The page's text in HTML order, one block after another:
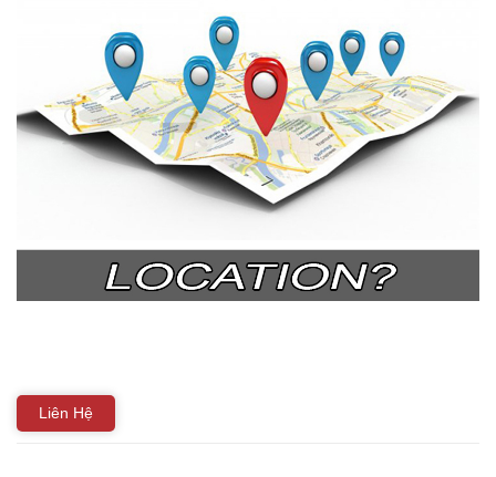
Liên Hệ
THIẾT BỊ LÀM BÁNH
MÁY ĐÓNG GÓI THỰC PHẨM
THIẾT BỊ BẾP CÔNG NGHIỆP
UNCATEGORIZED